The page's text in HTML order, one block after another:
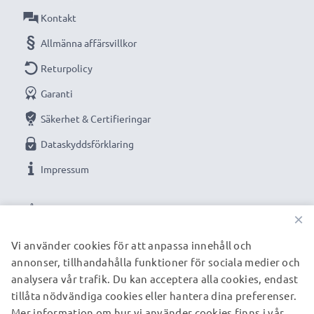
automatisk avstängning.
✔ Högkvalitativt utförande: flexibel, brottsäker
✔ Garanterad säkerhet: skydd mot kortslutning,
överhettning och överspänning
Kompakt, utrymmessparande design - även idealisk
för användning som reseladdare
✔ Flexibel ingångsspänning & LED-laddningsindikator
Utgångsspänning / Output Volt: 5V
Strömstyrka / Output ampere: 1A / 1000mA
Effekt / Power Watt: 5W
VÅRA BETALNINGSALTERNATIV
Kontakt
Allmänna affärsvillkor
Returpolicy
Garanti
Säkerhet & Certifieringar
Dataskyddsförklaring
Impressum
VÅRA FRAKTPARTNERS
×
Vi använder cookies för att anpassa innehåll och
annonser, tillhandahålla funktioner för sociala medier och
analysera vår trafik. Du kan acceptera alla cookies, endast
tillåta nödvändiga cookies eller hantera dina preferenser.